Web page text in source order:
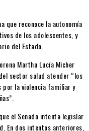
que reconoce la autonomía
de los adolescentes, y
del Estado.
Martha Lucía Micher
sector salud atender “los
por la violencia familiar y
el Senado intenta legislar
En dos intentos anteriores,